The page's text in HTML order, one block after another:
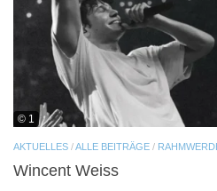
© 1
AKTUELLES /ALLE BEITRÄGE /
Wincent Weiss